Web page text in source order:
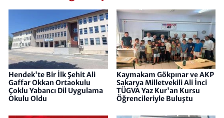
Hendek'te Bir İlk Şehit Ali
Gaffar Okkan Ortaokulu
Çoklu Yabancı Dil Uygulama
Okulu Oldu
Kaymakam Gökpınar ve AKP
Sakarya Milletvekili Ali İnci
TÜGVA Yaz Kur'an Kursu
Öğrencileriyle Buluştu